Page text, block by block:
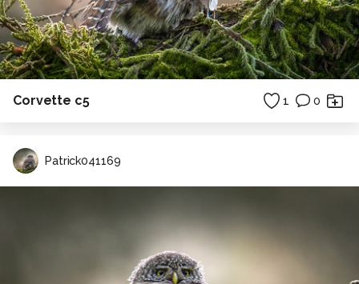
Corvette c5 1 0
Patrick041169